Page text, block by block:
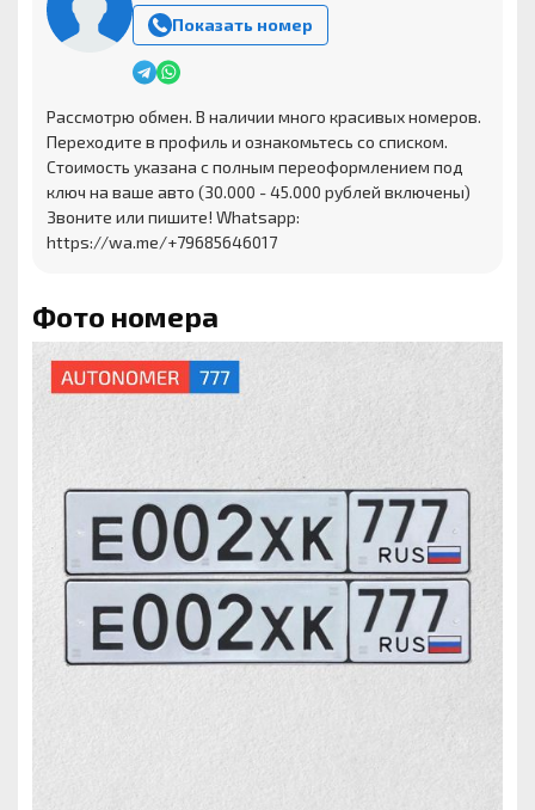
Показать номер
Рассмотрю обмен. В наличии много красивых номеров.
Переходите в профиль и ознакомьтесь со списком.
Стоимость указана с полным переоформлением под
ключ на ваше авто (30.000 - 45.000 рублей включены)
Звоните или пишите! Whatsapp:
https://wa.me/+79685646017
Фото номера